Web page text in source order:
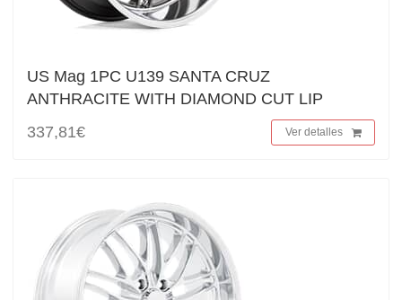
US Mag 1PC U139 SANTA CRUZ
ANTHRACITE WITH DIAMOND CUT LIP
337,81€
Ver detalles